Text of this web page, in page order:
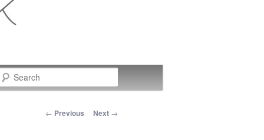
Post navigation
← Previous Next →